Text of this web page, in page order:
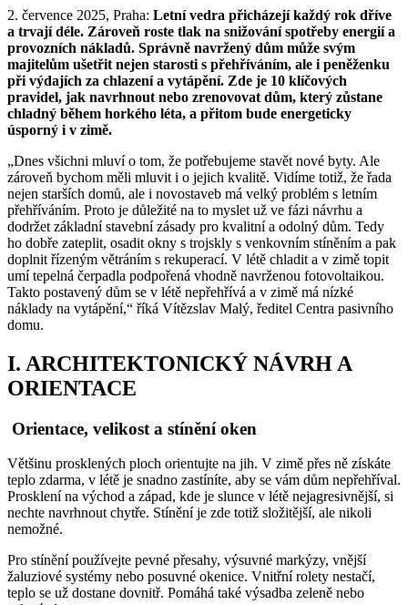
2. července 2025, Praha: Letní vedra přicházejí každý rok dříve
a trvají déle. Zároveň roste tlak na snižování spotřeby energií a
provozních nákladů. Správně navržený dům může svým
majitelům ušetřit nejen starosti s přehříváním, ale i peněženku
při výdajích za chlazení a vytápění. Zde je 10 klíčových
pravidel, jak navrhnout nebo zrenovovat dům, který zůstane
chladný během horkého léta, a přitom bude energeticky
úsporný i v zimě.
„Dnes všichni mluví o tom, že potřebujeme stavět nové byty. Ale
zároveň bychom měli mluvit i o jejich kvalitě. Vidíme totiž, že řada
nejen starších domů, ale i novostaveb má velký problém s letním
přehříváním. Proto je důležité na to myslet už ve fázi návrhu a
dodržet základní stavební zásady pro kvalitní a odolný dům. Tedy
ho dobře zateplit, osadit okny s trojskly s venkovním stíněním a pak
doplnit řízeným větráním s rekuperací. V létě chladit a v zimě topit
umí tepelná čerpadla podpořená vhodně navrženou fotovoltaikou.
Takto postavený dům se v létě nepřehřívá a v zimě má nízké
náklady na vytápění,“ říká Vítězslav Malý, ředitel Centra pasivního
domu.
I. ARCHITEKTONICKÝ NÁVRH A
ORIENTACE
Orientace, velikost a stínění oken
Většinu prosklených ploch orientujte na jih. V zimě přes ně získáte
teplo zdarma, v létě je snadno zastíníte, aby se vám dům nepřehříval.
Prosklení na východ a západ, kde je slunce v létě nejagresivnější, si
nechte navrhnout chytře. Stínění je zde totiž složitější, ale nikoli
nemožné.
Pro stínění používejte pevné přesahy, výsuvné markýzy, vnější
žaluziové systémy nebo posuvné okenice. Vnitřní rolety nestačí,
teplo se už dostane dovnitř. Pomáhá také výsadba zeleně nebo